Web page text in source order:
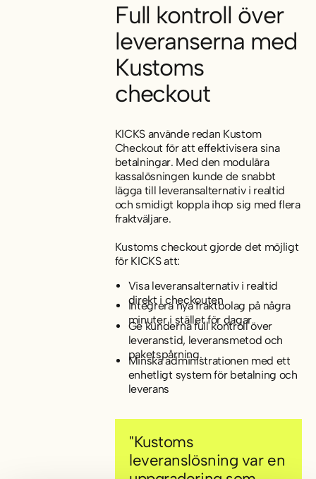
Full kontroll över
leveranserna med
Kustoms
checkout
KICKS använde redan Kustom
Checkout för att effektivisera sina
betalningar. Med den modulära
kassalösningen kunde de snabbt
lägga till leveransalternativ i realtid
och smidigt koppla ihop sig med flera
fraktväljare.
Kustoms checkout gjorde det möjligt
för KICKS att:
Visa leveransalternativ i realtid
direkt i checkouten
Integrera nya fraktbolag på några
minuter i stället för dagar
Ge kunderna full kontroll över
leveranstid, leveransmetod och
paketspårning.
Minska administrationen med ett
enhetligt system för betalning och
leverans
"Kustoms
leveranslösning var en